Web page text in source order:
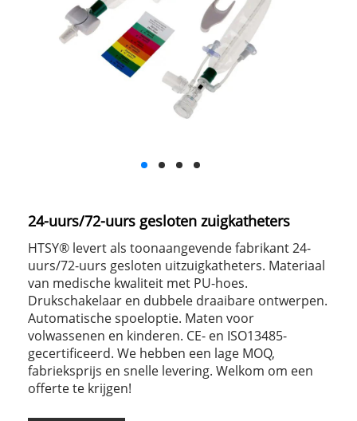
24-uurs/72-uurs gesloten zuigkatheters
HTSY® levert als toonaangevende fabrikant 24-
uurs/72-uurs gesloten uitzuigkatheters. Materiaal
van medische kwaliteit met PU-hoes.
Drukschakelaar en dubbele draaibare ontwerpen.
Automatische spoeloptie. Maten voor
volwassenen en kinderen. CE- en ISO13485-
gecertificeerd. We hebben een lage MOQ,
fabrieksprijs en snelle levering. Welkom om een ​​
offerte te krijgen!